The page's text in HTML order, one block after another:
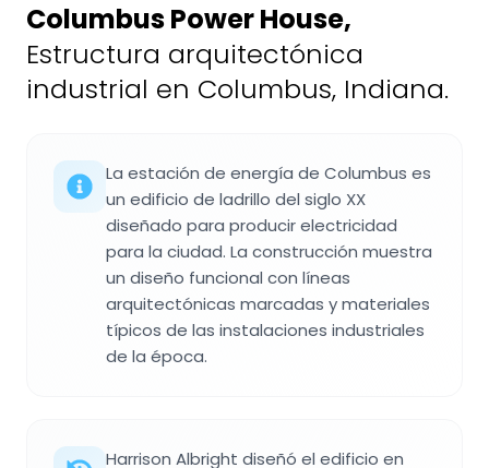
Columbus Power House,
Estructura arquitectónica
industrial en Columbus, Indiana.
La estación de energía de Columbus es
un edificio de ladrillo del siglo XX
diseñado para producir electricidad
para la ciudad. La construcción muestra
un diseño funcional con líneas
arquitectónicas marcadas y materiales
típicos de las instalaciones industriales
de la época.
Harrison Albright diseñó el edificio en